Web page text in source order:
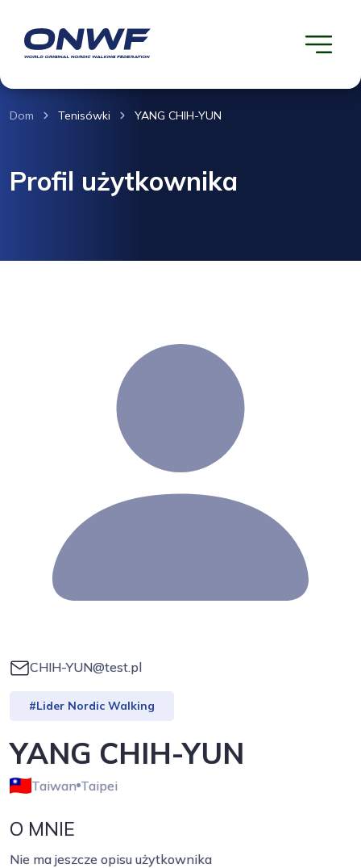
Dom Tenisówki YANG CHIH-YUN
Profil użytkownika
CHIH-YUN@test.pl
#Lider Nordic Walking
YANG CHIH-YUN
Taiwan Taipei
O MNIE
Nie ma jeszcze opisu użytkownika